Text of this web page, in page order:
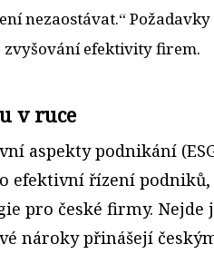
nezaostávat.“ Požadavky
efektivity firem.
v ruce
aspekty podnikání
efektivní řízení
pro české firmy. Nejde
nároky přinášejí